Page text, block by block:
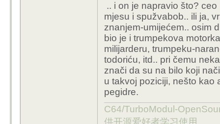
-koliko su oni
milijarde na
lukavo.
-koliko god
izabran je,
će ponoviti,
odvodi one
bijelih maski i
odnosno to rade
ni sex, ni pamet,
traženju vode u
drugome.
Dok nema
definicije takvi
Nick Bostrom -
Superinteligencija je
ljudske umove u
.. i on je napravio što?
mjesu i spužvabob.. ili ja,
znanjem-umijećem.. osim
bio je i trumpekova
milijarderu, trumpeku-
todoriću, itd.. pri čemu
znači da su na bilo koji
u takvoj poziciji, nešto kao
pegidre.
C64/TurboModul-
供开源爱好者学习使用